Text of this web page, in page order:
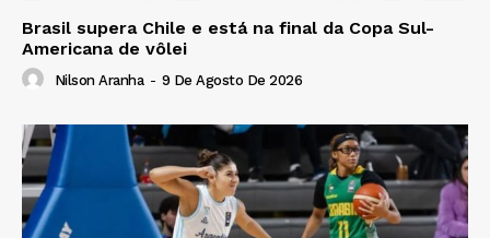
Brasil supera Chile e está na final da Copa Sul-
Americana de vôlei
Nilson Aranha - 9 De Agosto De 2026